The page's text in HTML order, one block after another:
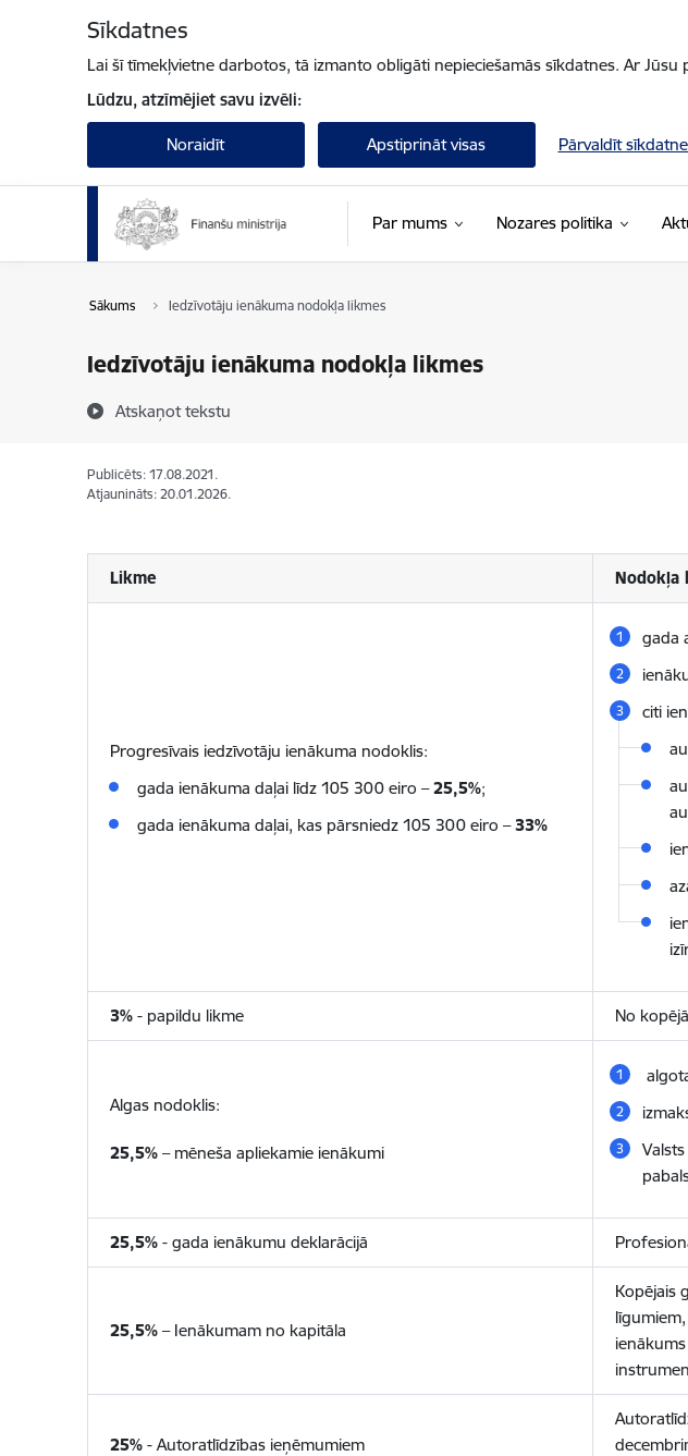
Sīkdatnes
Lai šī tīmekļvietne darbotos, tā izmanto obligāti nepieciešamās sīkdatnes. Ar
Lūdzu, atzīmējiet savu izvēli:
Noraidīt Apstiprināt visas Pārvaldīt
Par mums Nozares politika
Sākums Iedzīvotāju ienākuma nodokļa likmes
Iedzīvotāju ienākuma nodokļa likmes
Atskaņot tekstu
Publicēts: 17.08.2021.
Atjaunināts: 20.01.2026.
Likme Nodokļa
Progresīvais iedzīvotāju ienākuma nodoklis:
gada ienākuma daļai līdz 105 300 eiro –25,5%;
gada ienākuma daļai, kas pārsniedz 105 300 eiro –33%
gada
citi
3%- papildu likme No
Algas nodoklis:
25,5%– mēneša apliekamie ienākumi
25,5%- gada ienākumu deklarācijā
25,5%– Ienākumam no kapitāla
Kopējais
25%- Autoratlīdzības ieņēmumiem